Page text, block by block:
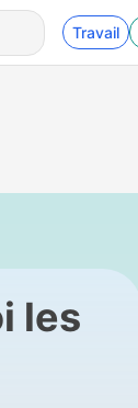
Travail
les